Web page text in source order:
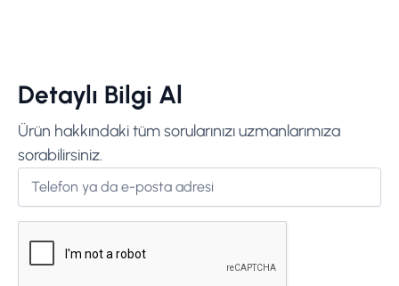
Detaylı Bilgi Al
Ürün hakkındaki tüm sorularınızı uzmanlarımıza
sorabilirsiniz.